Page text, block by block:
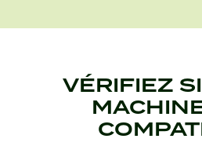
VÉRIFIEZ